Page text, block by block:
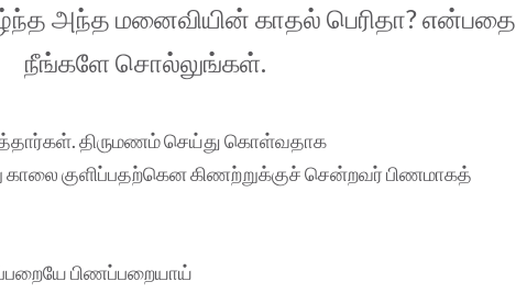
அந்த மனைவியின் காதல் பெரிதா? என்பதை
நீங்களே சொல்லுங்கள்.
திருமணம் செய்து கொள்வதாக
குளிப்பதற்கென கிணற்றுக்குச் சென்றவர் பிணமாகத்
பிணப்பறையாய்